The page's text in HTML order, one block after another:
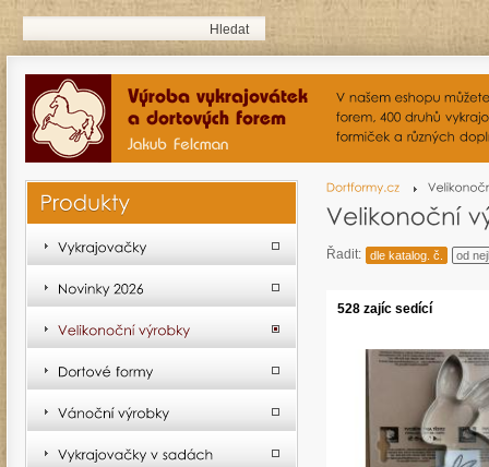
Řadit: dle katalog. č. od
528 zajíc sedící